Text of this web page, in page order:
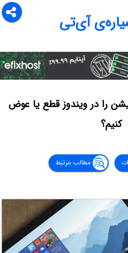
آی‌تی
را در ویندوز قطع یا عوض
کنیم؟
مطالب مرتبط